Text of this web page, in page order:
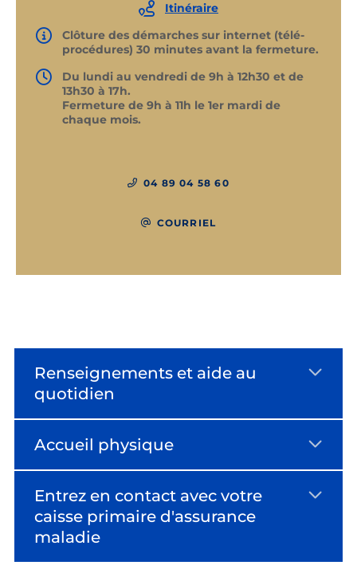
Itinéraire
Clôture des démarches sur internet (télé-
procédures) 30 minutes avant la fermeture.
Du lundi au vendredi de 9h à 12h30 et de
13h30 à 17h.
Fermeture de 9h à 11h le 1er mardi de
chaque mois.
04 89 04 58 60
COURRIEL
Renseignements et aide au
quotidien
Accueil physique
Entrez en contact avec votre
caisse primaire d'assurance
maladie